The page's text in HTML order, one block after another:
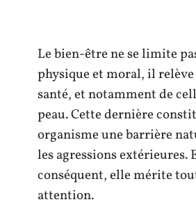
Le bien-être ne se limite
physique et moral, il relève
santé, et notamment de
peau. Cette dernière
organisme une barrière
les agressions extérieures.
conséquent, elle mérite
attention.